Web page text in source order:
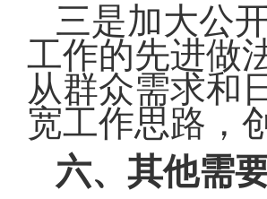
三是加大公
工作的先进做
从群众需求和
宽工作思路，
六、其他需